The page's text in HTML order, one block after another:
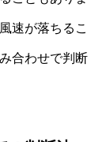
速が落ちるこ
合わせで判断